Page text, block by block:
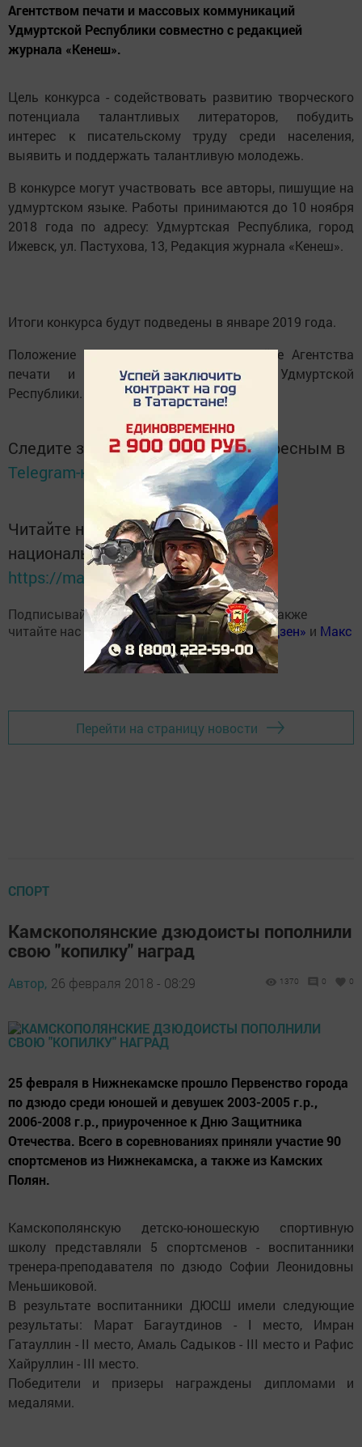
Агентством печати и массовых коммуникаций
Удмуртской Республики совместно с редакцией
журнала «Кенеш».
Цель конкурса - содействовать развитию творческого
потенциала талантливых литераторов, побудить
интерес к писательскому труду среди населения,
выявить и поддержать талантливую молодежь.
В конкурсе могут участвовать все авторы, пишущие на
удмуртском языке. Работы принимаются до 10 ноября
2018 года по адресу: Удмуртская Республика, город
Ижевск, ул. Пастухова, 13, Редакция журнала «Кенеш».
Итоги конкурса будут подведены в январе 2019 года.
Положение Конкурса размещено на сайте Агентства
печати и массовых коммуникаций Удмуртской
Республики.
Следите за самым важным и интересным в
Telegram-канале
Татмедиа
Читайте новости Татарстана в
национальном мессенджере MАХ:
https://max.ru/tatmedia
Подписывайтесь на нашTelegram-канал, а также
читайте нас
Вконтакте,Одноклассниках,«Дзен» и Макс
Перейти на страницу новости
СПОРТ
Камскополянские дзюдоисты пополнили
свою "копилку" наград
Автор, 26 февраля 2018 - 08:29 1370 0 0
25 февраля в Нижнекамске прошло Первенство города
по дзюдо среди юношей и девушек 2003-2005 г.р.,
2006-2008 г.р., приуроченное к Дню Защитника
Отечества. Всего в соревнованиях приняли участие 90
спортсменов из Нижнекамска, а также из Камских
Полян.
Камскополянскую детско-юношескую спортивную
школу представляли 5 спортсменов - воспитанники
тренера-преподавателя по дзюдо Софии Леонидовны
Меньшиковой.
В результате воспитанники ДЮСШ имели следующие
результаты: Марат Багаутдинов - I место, Имран
Гатауллин - II место, Амаль Садыков - III место и Рафис
Хайруллин - III место.
Победители и призеры награждены дипломами и
медалями.